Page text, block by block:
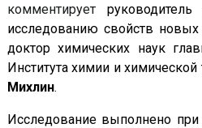
комментирует
исследованию свойств
доктор химических наук
Института химии и
Михлин.
Исследование выполнено